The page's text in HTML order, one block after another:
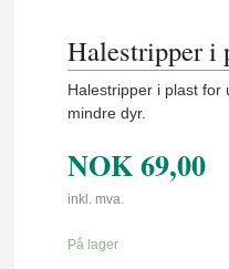
Halestripper i
Halestripper i plast for
mindre dyr.
NOK69,00
inkl. mva.
På lager